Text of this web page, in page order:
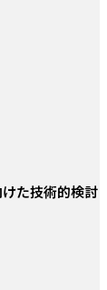
た技術的検討